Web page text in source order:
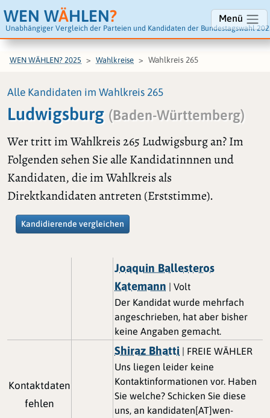
WEN WÄHLEN?
Unabhängiger Vergleich der Parteien und Kandidaten der Bundestagswahl
Menü
WEN WÄHLEN? 2025 Wahlkreise Wahlkreis 265
Alle Kandidaten im Wahlkreis 265
Ludwigsburg (Baden-Württemberg)
Wer tritt im Wahlkreis 265 Ludwigsburg an? Im
Folgenden sehen Sie alle Kandidatinnnen und
Kandidaten, die im Wahlkreis als
Direktkandidaten antreten (Erststimme).
Kandidierende vergleichen
Joaquin Ballesteros
Katemann | Volt
Der Kandidat wurde mehrfach
angeschrieben, hat aber bisher
keine Angaben gemacht.
Kontaktdaten
fehlen
Shiraz Bhatti | FREIE WÄHLER
Uns liegen leider keine
Kontaktinformationen vor. Haben
Sie welche? Schicken Sie diese
uns, an kandidaten[AT]wen-